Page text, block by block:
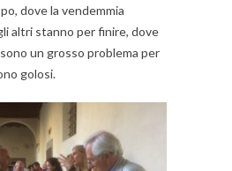
dove la vendemmia
altri stanno per finire, dove
un grosso problema per
golosi.